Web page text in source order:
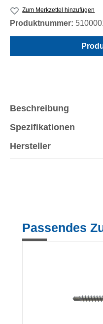
Zum Merkzettel hinzufügen
Produktnummer:
Beschreibung
Spezifikationen
Hersteller
Produktgalerie
Passendes